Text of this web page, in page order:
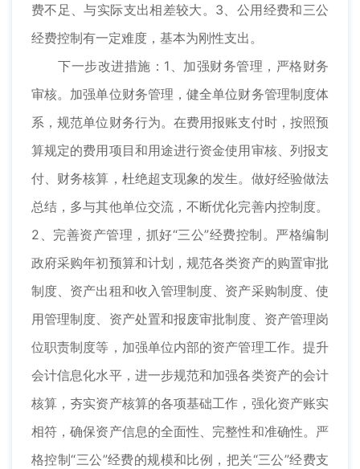
费不足、与实际支出相差较大。3、公用经费和三公
经费控制有一定难度，基本为刚性支出。
下一步改进措施：1、加强财务管理，严格财务
审核。加强单位财务管理，健全单位财务管理制度体
系，规范单位财务行为。在费用报账支付时，按照预
算规定的费用项目和用途进行资金使用审核、列报支
付、财务核算，杜绝超支现象的发生。做好经验做法
总结，多与其他单位交流，不断优化完善内控制度。
2、完善资产管理，抓好“三公”经费控制。严格编制
政府采购年初预算和计划，规范各类资产的购置审批
制度、资产出租和收入管理制度、资产采购制度、使
用管理制度、资产处置和报废审批制度、资产管理岗
位职责制度等，加强单位内部的资产管理工作。提升
会计信息化水平，进一步规范和加强各类资产的会计
核算，夯实资产核算的各项基础工作，强化资产账实
相符，确保资产信息的全面性、完整性和准确性。严
格控制“三公”经费的规模和比例，把关“三公”经费支